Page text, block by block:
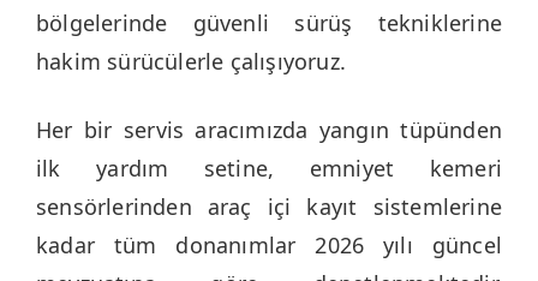
bölgelerinde güvenli sürüş tekniklerine
hakim sürücülerle çalışıyoruz.
Her bir servis aracımızda yangın tüpünden
ilk yardım setine, emniyet kemeri
sensörlerinden araç içi kayıt sistemlerine
kadar tüm donanımlar 2026 yılı güncel